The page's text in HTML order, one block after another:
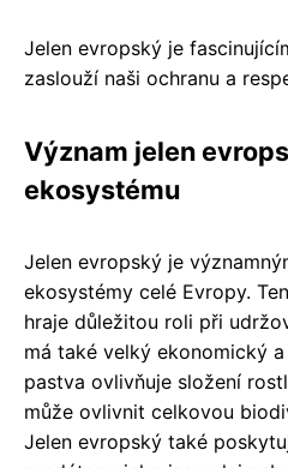
Jelen evropský je
zaslouží naši ochranu a
Význam jelen
ekosystému
Jelen evropský je
ekosystémy celé Evropy.
hraje důležitou roli při
má také velký ekonomický
pastva ovlivňuje složení
může ovlivnit celkovou
Jelen evropský také